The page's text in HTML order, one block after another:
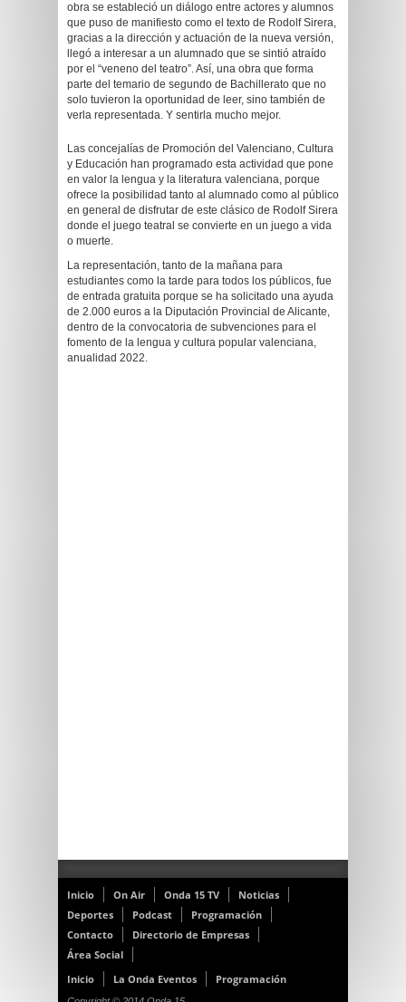
obra se estableció un diálogo entre actores y alumnos
que puso de manifiesto como el texto de Rodolf Sirera,
gracias a la dirección y actuación de la nueva versión,
llegó a interesar a un alumnado que se sintió atraído
por el “veneno del teatro”. Así, una obra que forma
parte del temario de segundo de Bachillerato que no
solo tuvieron la oportunidad de leer, sino también de
verla representada. Y sentirla mucho mejor.
Las concejalías de Promoción del Valenciano, Cultura
y Educación han programado esta actividad que pone
en valor la lengua y la literatura valenciana, porque
ofrece la posibilidad tanto al alumnado como al público
en general de disfrutar de este clásico de Rodolf Sirera
donde el juego teatral se convierte en un juego a vida
o muerte.
La representación, tanto de la mañana para
estudiantes como la tarde para todos los públicos, fue
de entrada gratuita porque se ha solicitado una ayuda
de 2.000 euros a la Diputación Provincial de Alicante,
dentro de la convocatoria de subvenciones para el
fomento de la lengua y cultura popular valenciana,
anualidad 2022.
Inicio On Air Onda 15 TV
Noticias
Deportes
Podcast
Programación
Contacto
Directorio de Empresas
Área Social
Inicio
La Onda Eventos Programación